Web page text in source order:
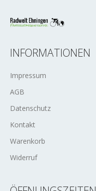
INFORMATIONEN
Impressum
AGB
Datenschutz
Kontakt
Warenkorb
Widerruf